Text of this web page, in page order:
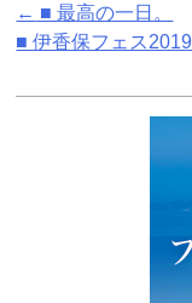
← ■ 最高の一日。
■ 伊香保フェス2019